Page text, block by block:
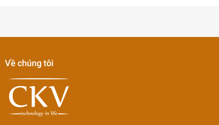
Về chúng tôi